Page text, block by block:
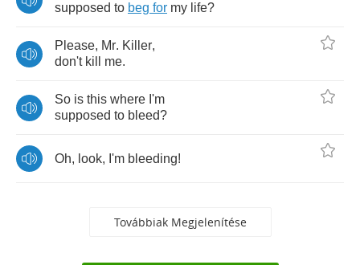
supposed to beg for my life?
Please, Mr. Killer,
don't kill me.
So is this where I'm
supposed to bleed?
Oh, look, I'm bleeding!
Továbbiak Megjelenítése